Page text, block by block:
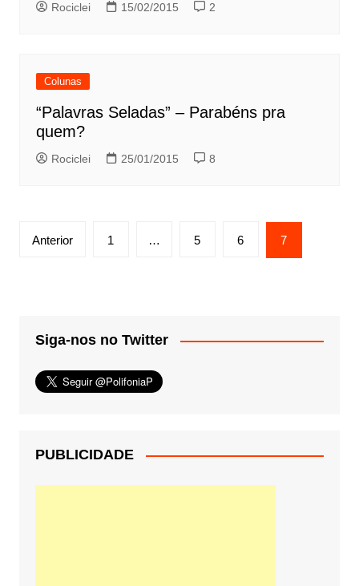
Rociclei 15/02/2015 2
Colunas
“Palavras Seladas” – Parabéns pra
quem?
Rociclei 25/01/2015 8
Paginação
Anterior 1 … 5 6 7
Siga-nos no Twitter
PUBLICIDADE